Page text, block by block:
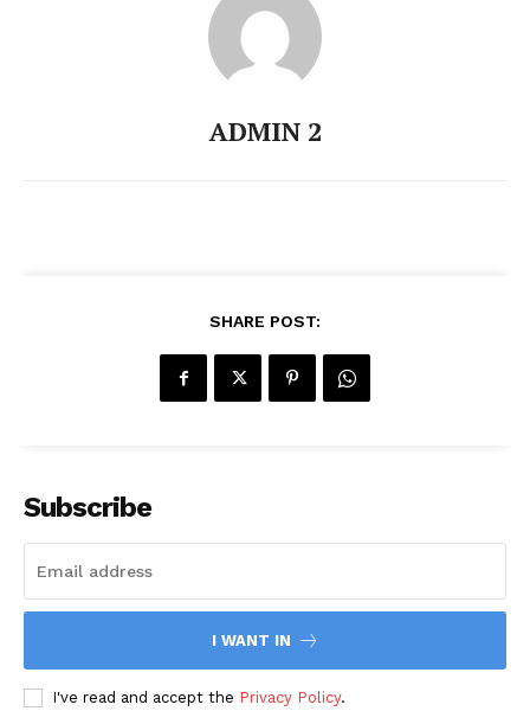
ADMIN 2
SHARE POST:
Subscribe
I WANT IN
I've read and accept the Privacy Policy.